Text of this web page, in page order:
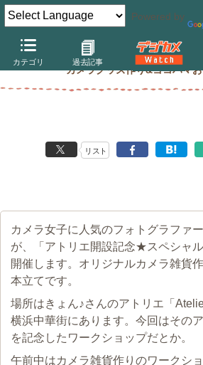
Powered by
カテゴリ 過去記事
きょん♪さん主催のスペシャルワーク
カメラグッズ作り&ヨコハマ
リスト
カメラ女子に人気のフォトグラファ
が、「アトリエ開設記念★スペシャ
開催します。オリジナルカメラ雑貨
本立てです。
場所はきょん♪さんのアトリエ「
横浜中華街にあります。今回はその
を記念したワークショップだとか。
午前中はカメラ雑貨作りのワークシ